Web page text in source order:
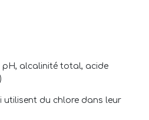
pH, alcalinité total, acide
utilisent du chlore dans leur